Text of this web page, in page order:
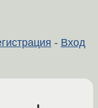
- Вход